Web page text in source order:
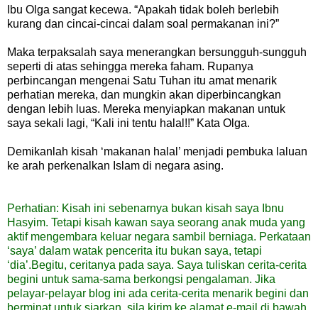
Ibu Olga sangat kecewa. “Apakah tidak boleh berlebih
kurang dan cincai-cincai dalam soal permakanan ini?”
Maka terpaksalah saya menerangkan bersungguh-sungguh
seperti di atas sehingga mereka faham. Rupanya
perbincangan mengenai Satu Tuhan itu amat menarik
perhatian mereka, dan mungkin akan diperbincangkan
dengan lebih luas. Mereka menyiapkan makanan untuk
saya sekali lagi, “Kali ini tentu halal!!” Kata Olga.
Demikanlah kisah ‘makanan halal’ menjadi pembuka laluan
ke arah perkenalkan Islam di negara asing.
Perhatian: Kisah ini sebenarnya bukan kisah saya Ibnu
Hasyim. Tetapi kisah kawan saya seorang anak muda yang
aktif mengembara keluar negara sambil berniaga. Perkataan
‘saya’ dalam watak pencerita itu bukan saya, tetapi
‘dia’.Begitu, ceritanya pada saya. Saya tuliskan cerita-cerita
begini untuk sama-sama berkongsi pengalaman. Jika
pelayar-pelayar blog ini ada cerita-cerita menarik begini dan
berminat untuk siarkan, sila kirim ke alamat e-mail di bawah.